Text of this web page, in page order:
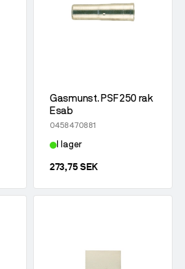
Gasmunst. PSF 250 rak
Esab
0458470881
I lager
273,75 SEK